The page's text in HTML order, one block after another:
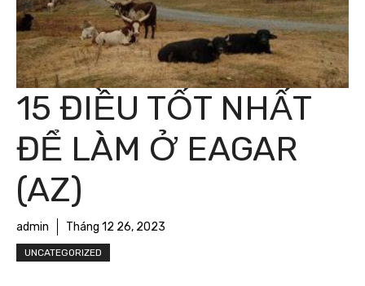
15 ĐIỀU TỐT NHẤT
ĐỂ LÀM Ở EAGAR
(AZ)
admin Tháng 12 26, 2023
UNCATEGORIZED